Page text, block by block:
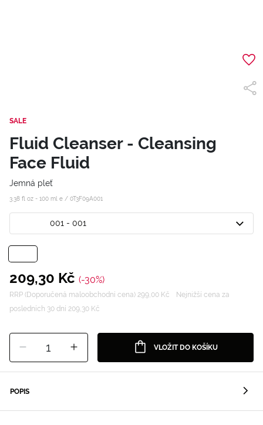
SALE
Fluid Cleanser - Cleansing
Face Fluid
Jemná pleť
3.38 fl oz - 100 ml e / 0T3F09A001
001 - 001
209,30 Kč (-30%)
RRP (Doporučená maloobchodní cena) 299,00 Kč
Nejnižší cena za
posledních 30 dní 209,30 Kč
1 VLOŽIT DO KOŠÍKU
POPIS